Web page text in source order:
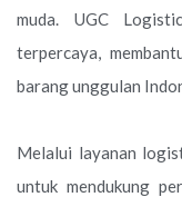
muda. UGC
terpercaya,
barang unggulan
Melalui layanan
untuk mendukung